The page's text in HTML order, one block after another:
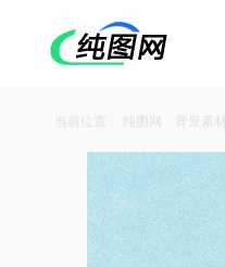
当前位置： 纯图网 背景素材